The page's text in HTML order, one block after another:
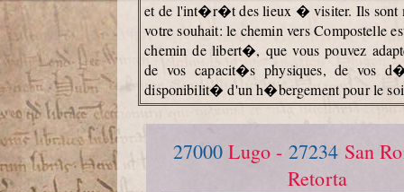
et de l'int�r�t des lieux � visiter. Ils sont
votre souhait: le chemin vers Compostelle
chemin de libert�, que vous pouvez
de vos capacit�s physiques, de vos
disponibilit� d'un h�bergement pour le
27000 Lugo - 27234 San
Retorta